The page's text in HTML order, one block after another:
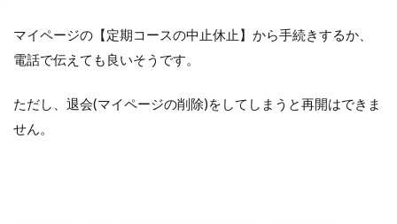
マイページの【定期コースの中止休止】から手続きするか、
電話で伝えても良いそうです。
ただし、退会(マイページの削除)をしてしまうと再開はできま
せん。